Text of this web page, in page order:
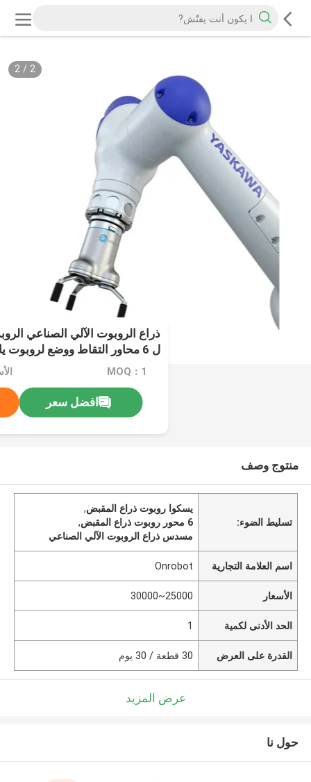
2
/
2
ل 6 محاور التقاط ووضع لروبوت ياسكاوا
MOQ：1
افضل سعر
منتوج وصف
تسليط الضوء:
يسكوا روبوت ذراع المقبض,
6 محور روبوت ذراع المقبض
,
مسدس ذراع الروبوت الآلي الصناعي
اسم العلامة التجارية Onrobot
الأسعار 25000~30000
الحد الأدنى لكمية 1
القدرة على العرض 30 قطعة / 30 يوم
عرض المزيد
حول نا